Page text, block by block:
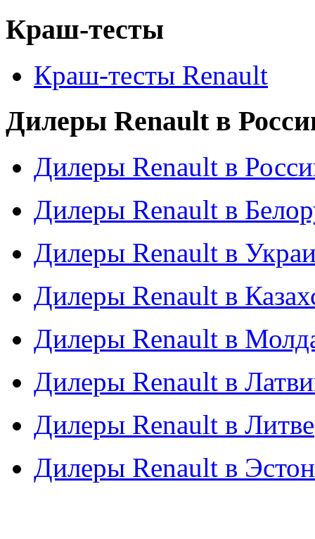
Краш-тесты
Краш-тесты Renault
Дилеры Renault в
Дилеры Renault в
Дилеры Renault в
Дилеры Renault в
Дилеры Renault в
Дилеры Renault в
Дилеры Renault в
Дилеры Renault в Литве
Дилеры Renault в